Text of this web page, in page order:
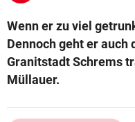
Wenn er zu viel
Dennoch geht er auch
Granitstadt Schrems
Müllauer.